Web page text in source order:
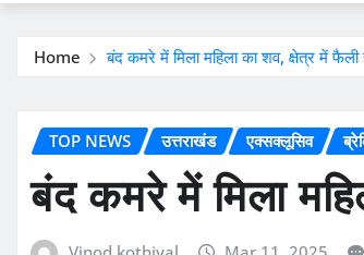
Home बंद कमरे में मिला महिला का शव, क्षेत्र में
TOP NEWS उत्तराखंड एक्सक्लूसिव
बंद कमरे में मिला